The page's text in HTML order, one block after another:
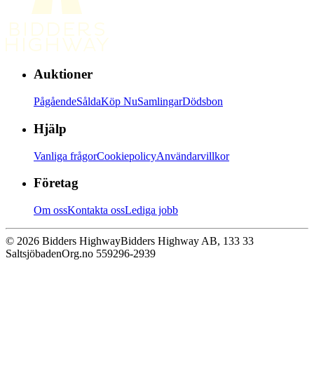
Auktioner
PågåendeSåldaKöp NuSamlingarDödsbon
Hjälp
Vanliga frågorCookiepolicyAnvändarvillkor
Företag
Om ossKontakta ossLediga jobb
© 2026 Bidders HighwayBidders Highway AB, 133 33
SaltsjöbadenOrg.no 559296-2939